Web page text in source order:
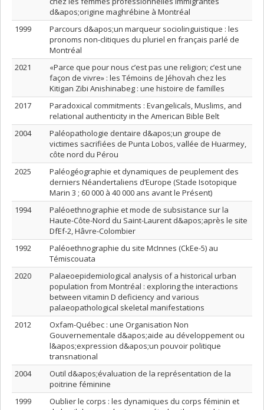
d&apos;origine maghrébine à Montréal
1999
Parcours d&apos;un marqueur sociolinguistique : les
pronoms non-clitiques du pluriel en français parlé de
Montréal
2021
«Parce que pour nous c’est pas une religion; c’est une
façon de vivre» : les Témoins de Jéhovah chez les
Kitigan Zibi Anishinabeg : une histoire de familles
2017
Paradoxical commitments : Evangelicals, Muslims, and
relational authenticity in the American Bible Belt
2004
Paléopathologie dentaire d&apos;un groupe de
victimes sacrifiées de Punta Lobos, vallée de Huarmey,
côte nord du Pérou
2025
Paléogéographie et dynamiques de peuplement des
derniers Néandertaliens d’Europe (Stade Isotopique
Marin 3 ; 60 000 à 40 000 ans avant le Présent)
1994
Paléoethnographie et mode de subsistance sur la
Haute-Côte-Nord du Saint-Laurent d&apos;après le site
DfEf-2, Hâvre-Colombier
1992
Paléoethnographie du site McInnes (CkEe-5) au
Témiscouata
2020
Palaeoepidemiological analysis of a historical urban
population from Montréal : exploring the interactions
between vitamin D deficiency and various
palaeopathological skeletal manifestations
2012
Oxfam-Québec : une Organisation Non
Gouvernementale d&apos;aide au développement ou
l&apos;expression d&apos;un pouvoir politique
transnational
2004
Outil d&apos;évaluation de la représentation de la
poitrine féminine
1999
Oublier le corps : les dynamiques du corps féminin et